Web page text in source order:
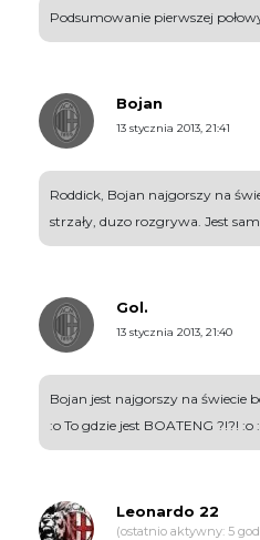
Podsumowanie pierwszej
Bojan
13 stycznia 2013, 21:41
Roddick, Bojan najgorszy na
strzały, duzo rozgrywa. Jest
Gol.
13 stycznia 2013, 21:40
Bojan jest najgorszy na świecie
:o To gdzie jest BOATENG ?!?! :o
Leonardo 22
(ostatnio aktywny: 5